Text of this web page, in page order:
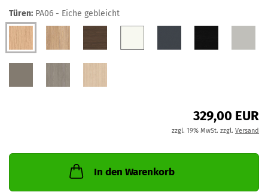
Türen: PA06 - Eiche gebleicht
329,00 EUR
zzgl. 19% MwSt. zzgl. Versand
In den Warenkorb